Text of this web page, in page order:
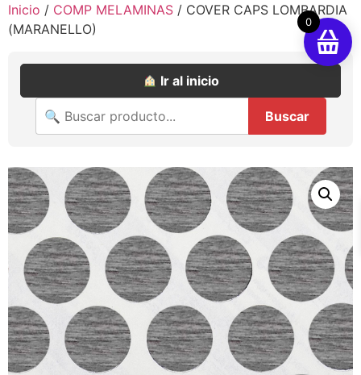
Inicio / COMP MELAMINAS / COVER CAPS LOMBARDIA
(MARANELLO)
Ir al inicio
Buscar
0